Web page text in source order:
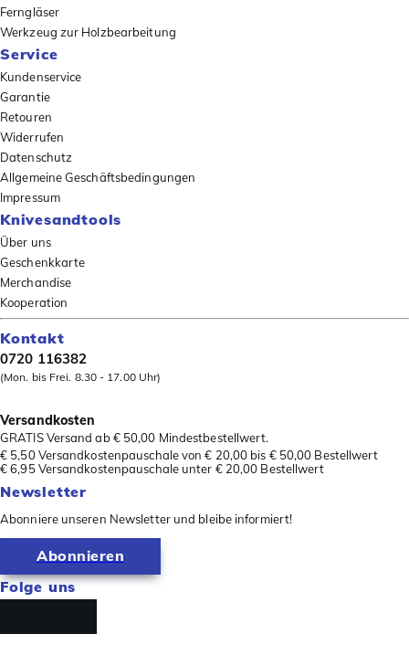
Ferngläser
Werkzeug zur Holzbearbeitung
Service
Kundenservice
Garantie
Retouren
Widerrufen
Datenschutz
Allgemeine Geschäftsbedingungen
Impressum
Knivesandtools
Über uns
Geschenkkarte
Merchandise
Kooperation
Kontakt
0720 116382
(Mon. bis Frei. 8.30 - 17.00 Uhr)
Versandkosten
GRATIS Versand ab € 50,00 Mindestbestellwert.
€ 5,50 Versandkostenpauschale von € 20,00 bis € 50,00 Bestellwert
€ 6,95 Versandkostenpauschale unter € 20,00 Bestellwert
Newsletter
Abonniere unseren Newsletter und bleibe informiert!
Abonnieren
Folge uns